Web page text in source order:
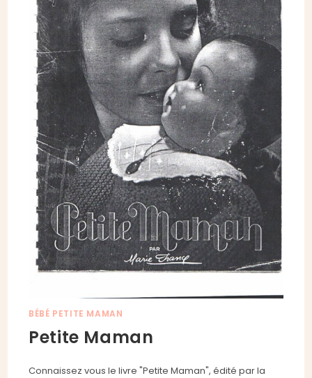
BÉBÉ PETITE MAMAN
Petite Maman
Connaissez vous le livre "Petite Maman", édité par la